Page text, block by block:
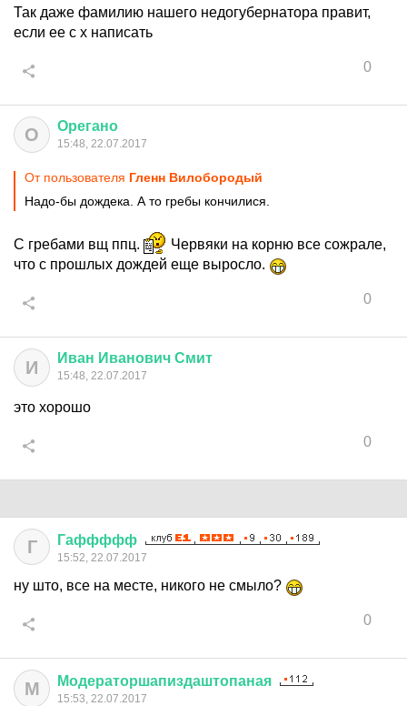
Так даже фамилию нашего недогубернатора правит,
если ее с х написать
0
О Орегано
15:48, 22.07.2017
От пользователя Гленн Вилобородый
Надо-бы дождека. А то гребы кончилися.
С гребами вщ ппц.
Червяки на корню все сожрале,
что с прошлых дождей еще выросло.
0
И Иван Иванович Смит
15:48, 22.07.2017
это хорошо
0
Г Гаффффф
15:52, 22.07.2017
ну што, все на месте, никого не смыло?
0
М Модераторшапиздаштопаная
15:53, 22.07.2017